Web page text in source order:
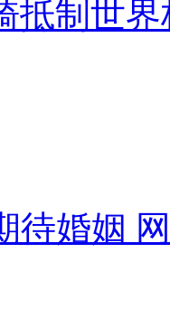
的色情业大
美元。
么能接受
。热血的韩
才仅仅消费
，在国人
带来的道德
抵制世界
待婚姻